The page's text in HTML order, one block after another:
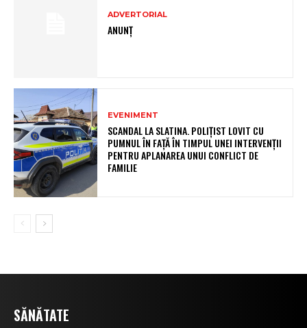
ADVERTORIAL
ANUNȚ
EVENIMENT
SCANDAL LA SLATINA. POLIȚIST LOVIT CU
PUMNUL ÎN FAȚĂ ÎN TIMPUL UNEI INTERVENȚII
PENTRU APLANAREA UNUI CONFLICT DE
FAMILIE
SĂNĂTATE